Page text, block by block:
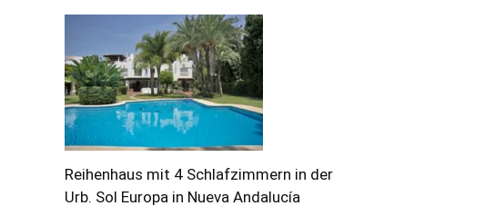
Reihenhaus mit 4 Schlafzimmern in der
Urb. Sol Europa in Nueva Andalucía